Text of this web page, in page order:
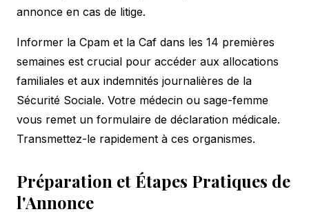
annonce en cas de litige.
Informer la Cpam et la Caf dans les 14 premières
semaines est crucial pour accéder aux allocations
familiales et aux indemnités journalières de la
Sécurité Sociale. Votre médecin ou sage-femme
vous remet un formulaire de déclaration médicale.
Transmettez-le rapidement à ces organismes.
Préparation et Étapes Pratiques de
l'Annonce